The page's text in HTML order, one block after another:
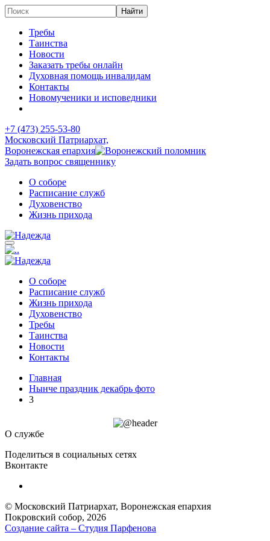
Требы
Таинства
Новости
Заказать требы онлайн
Духовная помощь инвалидам
Контакты
Новомученики и исповедники
+7 (473) 255-53-80
Московский Патриархат,
Воронежская епархия
Задать вопрос священнику
О соборе
Расписание служб
Духовенство
Жизнь прихода
О соборе
Расписание служб
Жизнь прихода
Духовенство
Требы
Таинства
Новости
Контакты
Главная
Нынче праздник декабрь фото
3
О службе
Поделиться в социальных сетях
Вконтакте
© Московский Патриархат, Воронежcкая епархия
Покровский собор, 2026
Создание сайта – Cтудия Парфенова